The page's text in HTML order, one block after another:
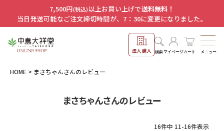
7,500円(税込)以上お買い上げで送料無料！
当日発送可能なご注文締切時間が、7：30に変更になりました。
法人購入 検索マイページカート メニュー
HOME まさちゃんさんのレビュー
まさちゃんさんのレビュー
16件中 11-16件表示